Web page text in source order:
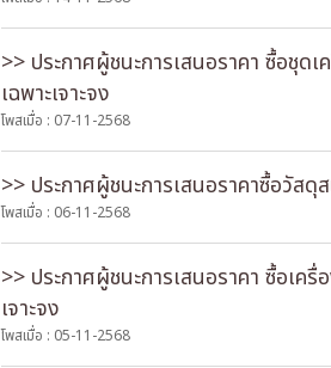
>> ประกาศผู้ชนะการเสนอราคา ซื้อชุ
เฉพาะเจาะจง
โพสเมื่อ : 07-11-2568
>> ประกาศผู้ชนะการเสนอราคาซื้อวัส
โพสเมื่อ : 06-11-2568
>> ประกาศผู้ชนะการเสนอราคา ซื้อเค
เจาะจง
โพสเมื่อ : 05-11-2568